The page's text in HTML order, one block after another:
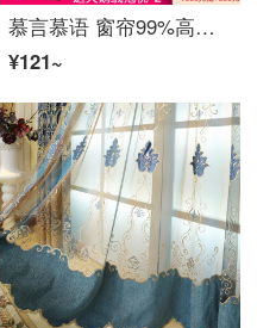
慕言慕语 窗帘99%高遮光北欧简约隔热防晒仿亚麻定制卧室客厅窗帘成品布料遮阳布 免费测量特权 定做宽1米*高2.7米单价（纳米环）可改高
¥121~